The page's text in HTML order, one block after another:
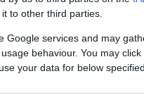
to other third parties.
Google services and may
behaviour. You may
your data for below
φαγητό
λεπτά